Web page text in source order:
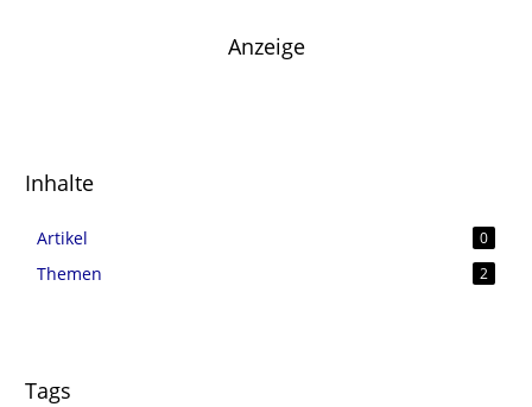
Anzeige
Inhalte
Artikel 0
Themen 2
Tags